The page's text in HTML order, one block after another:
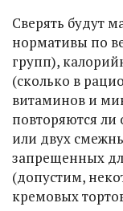
Сверять будут
нормативы по
групп),
(сколько в
витаминов и
повторяются
или двух
запрещенных
(допустим,
кремовых